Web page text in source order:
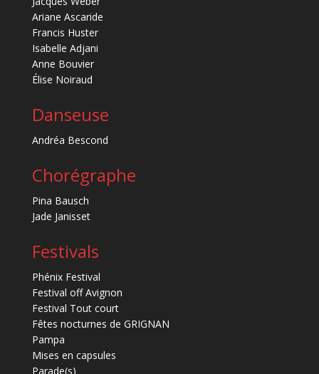
Ariane Ascaride
Francis Huster
Isabelle Adjani
Anne Bouvier
Élise Noiraud
Danseuse
Andréa Bescond
Chorégraphe
Pina Bausch
Jade Janisset
Festivals
Phénix Festival
Festival off Avignon
Festival Tout court
Fêtes nocturnes de GRIGNAN
Pampa
Mises en capsules
Parade(s)